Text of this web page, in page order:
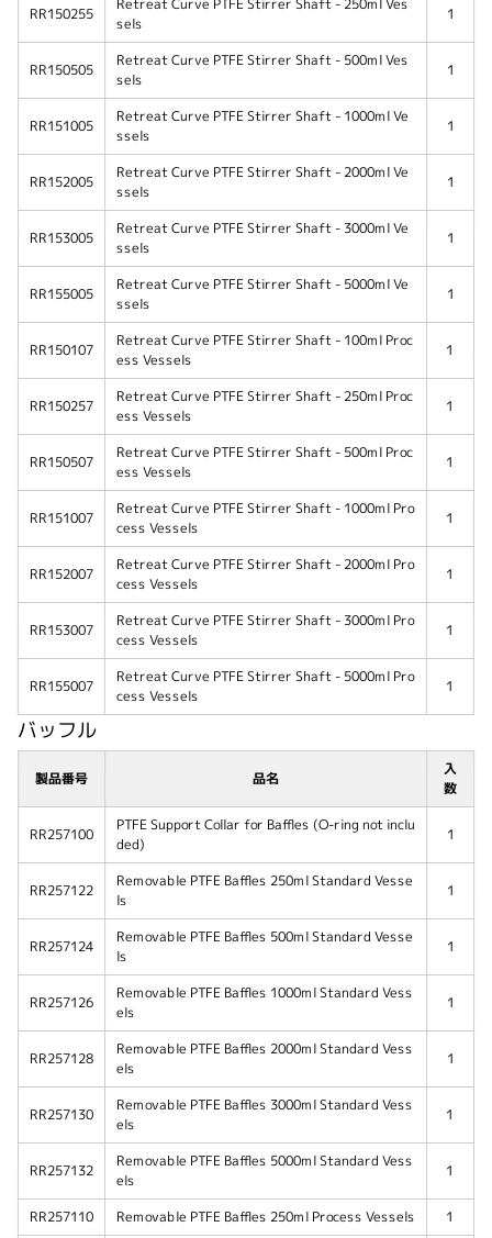
RR150255
Retreat Curve PTFE Stirrer Shaft - 250ml Ves
sels
1
RR150505
Retreat Curve PTFE Stirrer Shaft - 500ml Ves
sels
1
RR151005
Retreat Curve PTFE Stirrer Shaft - 1000ml Ve
ssels
1
RR152005
Retreat Curve PTFE Stirrer Shaft - 2000ml Ve
ssels
1
RR153005
Retreat Curve PTFE Stirrer Shaft - 3000ml Ve
ssels
1
RR155005
Retreat Curve PTFE Stirrer Shaft - 5000ml Ve
ssels
1
RR150107
Retreat Curve PTFE Stirrer Shaft - 100ml Proc
ess Vessels
1
RR150257
Retreat Curve PTFE Stirrer Shaft - 250ml Proc
ess Vessels
1
RR150507
Retreat Curve PTFE Stirrer Shaft - 500ml Proc
ess Vessels
1
RR151007
Retreat Curve PTFE Stirrer Shaft - 1000ml Pro
cess Vessels
1
RR152007
Retreat Curve PTFE Stirrer Shaft - 2000ml Pro
cess Vessels
1
RR153007
Retreat Curve PTFE Stirrer Shaft - 3000ml Pro
cess Vessels
1
RR155007
Retreat Curve PTFE Stirrer Shaft - 5000ml Pro
cess Vessels
1
バッフル
製品番号 品名
入
数
RR257100
PTFE Support Collar for Baffles (O-ring not inclu
ded)
1
RR257122
Removable PTFE Baffles 250ml Standard Vesse
ls
1
RR257124
Removable PTFE Baffles 500ml Standard Vesse
ls
1
RR257126
Removable PTFE Baffles 1000ml Standard Vess
els
1
RR257128
Removable PTFE Baffles 2000ml Standard Vess
els
1
RR257130
Removable PTFE Baffles 3000ml Standard Vess
els
1
RR257132
Removable PTFE Baffles 5000ml Standard Vess
els
1
RR257110 Removable PTFE Baffles 250ml Process Vessels 1